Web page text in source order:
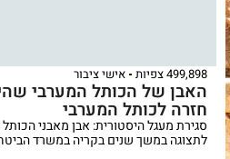
499,898 צפיות אישי ציבור
האבן של הכותל המערבי
חזרה לכותל המערבי
סגירת מעגל היסטורית: אבן מאבני
לתצוגה במשך שנים בקריה במשרד